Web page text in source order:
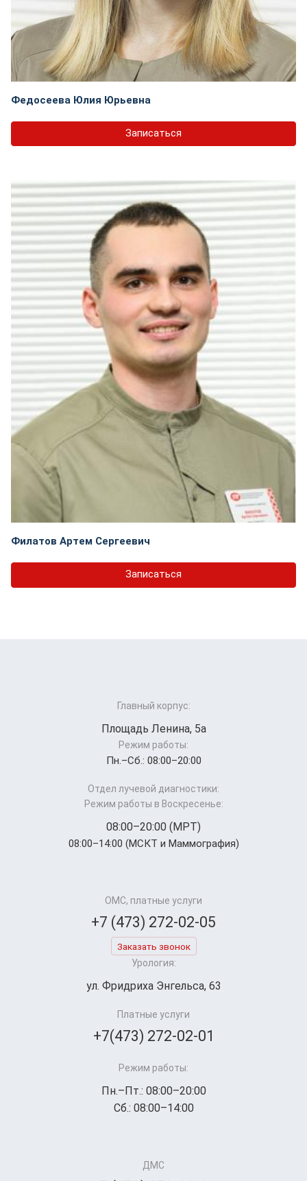
Федосеева Юлия Юрьевна
Записаться
Филатов Артем Сергеевич
Записаться
Главный корпус:
Площадь Ленина, 5а
Режим работы:
Пн.–Cб.: 08:00–20:00
Отдел лучевой диагностики:
Режим работы в Воскресенье:
08:00–20:00 (МРТ)
08:00–14:00 (МСКТ и Маммография)
ОМС, платные услуги
+7 (473) 272-02-05
Заказать звонок
Урология:
ул. Фридриха Энгельса, 63
Платные услуги
+7(473) 272-02-01
Режим работы:
Пн.–Пт.: 08:00–20:00
Сб.: 08:00–14:00
ДМС